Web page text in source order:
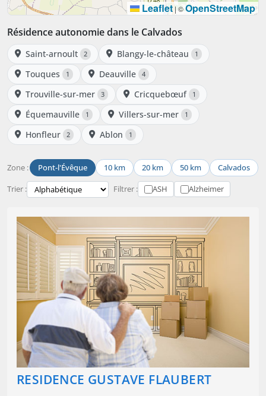
Leaflet | ©OpenStreetMap
Résidence autonomie dans le Calvados
Saint-arnoult 2 Blangy-le-château 1
Touques 1 Deauville 4
Trouville-sur-mer 3 Cricquebœuf 1
Équemauville 1 Villers-sur-mer 1
Honfleur 2 Ablon 1
Zone : Pont-l'Évêque 10 km 20 km 50 km Calvados
Trier : Filtrer : ASH Alzheimer
RESIDENCE GUSTAVE FLAUBERT